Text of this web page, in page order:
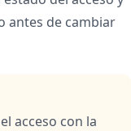
antes de cambiar
acceso con la